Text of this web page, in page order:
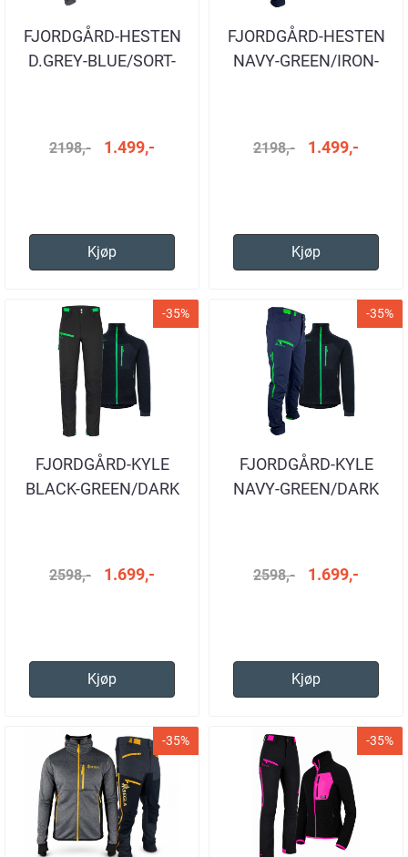
FJORDGÅRD-HESTEN
D.GREY-BLUE/SORT-
2198,- 1.499,-
Kjøp
FJORDGÅRD-HESTEN
NAVY-GREEN/IRON-
2198,- 1.499,-
Kjøp
-35%
FJORDGÅRD-KYLE
BLACK-GREEN/DARK
2598,- 1.699,-
Kjøp
-35%
FJORDGÅRD-KYLE
NAVY-GREEN/DARK
2598,- 1.699,-
Kjøp
-35% -35%